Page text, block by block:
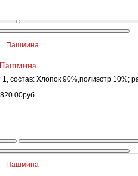
состав: Хлопок 90%,полиэстр 10%;
820.00руб